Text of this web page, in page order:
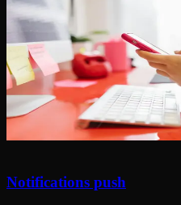
Notifications push